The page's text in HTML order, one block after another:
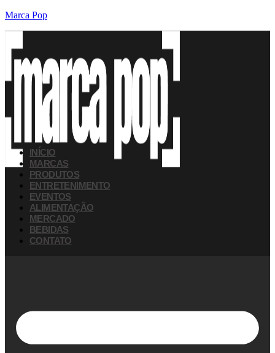
Marca Pop
INÍCIO
MARCAS
PRODUTOS
ENTRETENIMENTO
EVENTOS
ALIMENTAÇÃO
MERCADO
BEBIDAS
CONTATO